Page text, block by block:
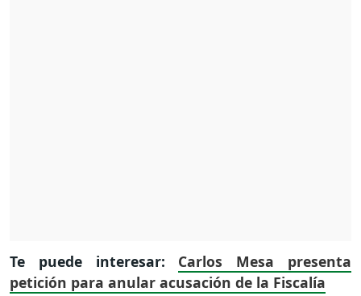
Te puede interesar: Carlos Mesa presenta
petición para anular acusación de la Fiscalía